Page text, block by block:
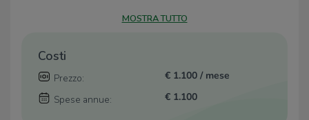
MOSTRA TUTTO
Costi
Prezzo:
€ 1.100 / mese
Spese annue:
€ 1.100